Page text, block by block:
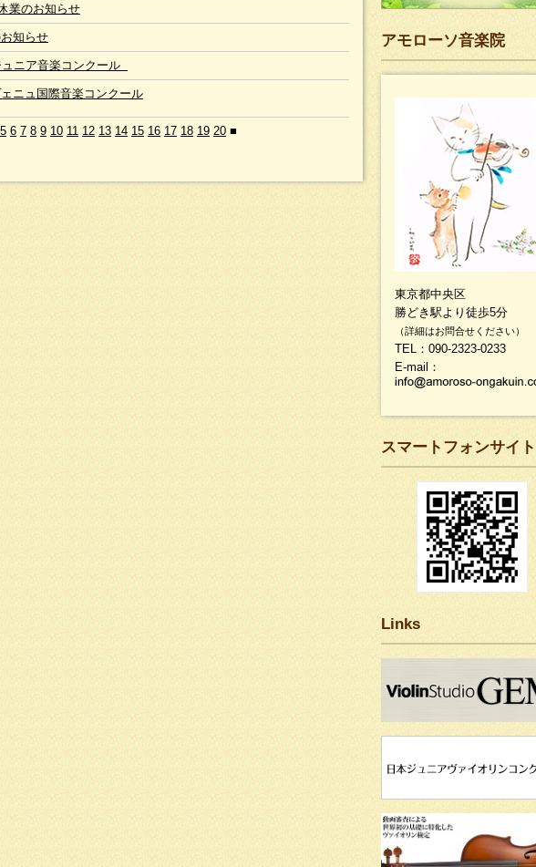
業のお知らせ
知らせ
ニア音楽コンクール
ニュ国際音楽コンクール
5 6 7 8 9 10 11 12 13 14 15 16 17 18 19 20 ■
アモローソ音楽院
東京都中央区
勝どき駅より徒歩5分
（詳細はお問合せください）
TEL：090-2323-0233
E-mail：
スマートフォンサイト
Links